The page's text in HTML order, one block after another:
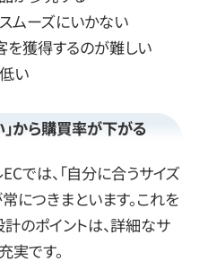
ムーズにいかない
獲得するのが難しい
い
から購買率が下がる
では、「自分に合うサイズ
につきまといます。これを
のポイントは、詳細なサ
実です。